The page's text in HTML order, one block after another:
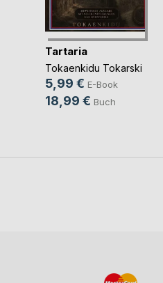
Tartaria
Tokaenkidu Tokarski
5,99 € E-Book
18,99 € Buch